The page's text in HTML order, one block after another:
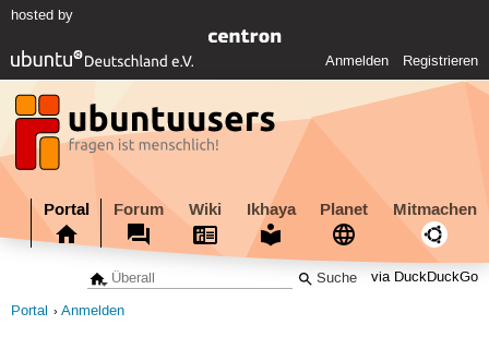
hosted by
Anmelden Registrieren
Portal Forum Wiki Ikhaya Planet Mitmachen
via DuckDuckGo
Portal Anmelden